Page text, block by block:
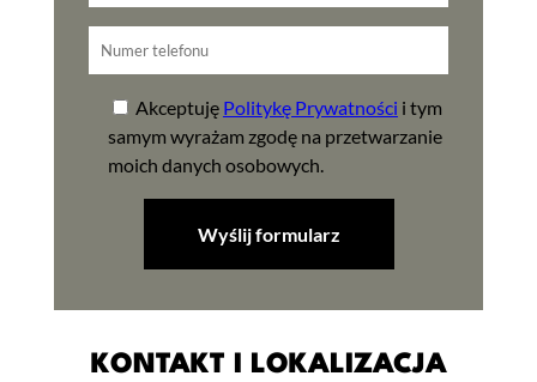
Akceptuję Politykę Prywatności i tym
samym wyrażam zgodę na przetwarzanie
moich danych osobowych.
KONTAKT I LOKALIZACJA